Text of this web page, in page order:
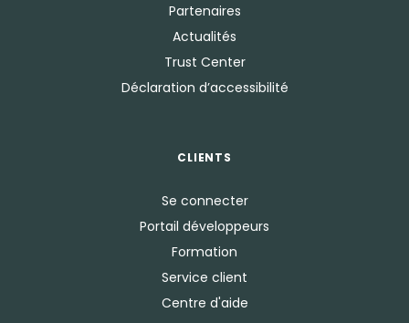
Partenaires
Actualités
Trust Center
Déclaration d’accessibilité
CLIENTS
Se connecter
Portail développeurs
Formation
Service client
Centre d'aide